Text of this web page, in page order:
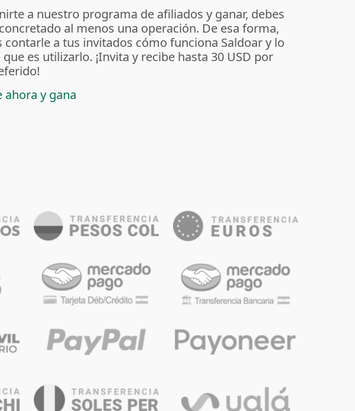
a nuestro programa de afiliados y ganar, debes
al menos una operación. De esa forma,
contarle a tus invitados cómo funciona Saldoar y lo
es utilizarlo. ¡Invita y recibe hasta 30 USD por
ahora y gana